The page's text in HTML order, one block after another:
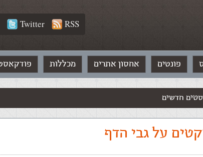
Twitter RSS
פונטים אחסון אתרים מכללות
חדשים
על גבי הדף